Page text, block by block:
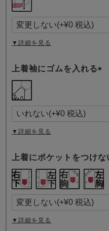
須
)
▼詳細を見る
上着袖にゴムを入れる
須
)
▼詳細を見る
上着にポケットをつけ
▼詳細を見る